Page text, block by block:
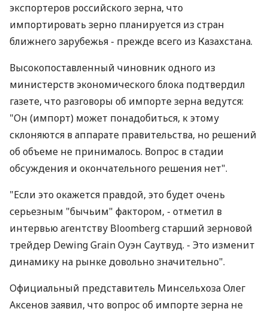
экспортеров российского зерна, что
импортировать зерно планируется из стран
ближнего зарубежья - прежде всего из Казахстана.
Высокопоставленный чиновник одного из
министерств экономического блока подтвердил
газете, что разговоры об импорте зерна ведутся:
"Он (импорт) может понадобиться, к этому
склоняются в аппарате правительства, но решений
об объеме не принималось. Вопрос в стадии
обсуждения и окончательного решения нет".
"Если это окажется правдой, это будет очень
серьезным "бычьим" фактором, - отметил в
интервью агентству Bloomberg старший зерновой
трейдер Dewing Grain Оуэн Саутвуд. - Это изменит
динамику на рынке довольно значительно".
Официальный представитель Минсельхоза Олег
Аксенов заявил, что вопрос об импорте зерна не